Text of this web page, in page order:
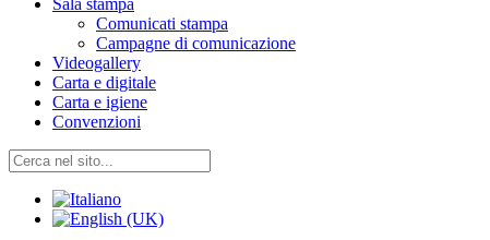
Sala stampa
Comunicati stampa
Campagne di comunicazione
Videogallery
Carta e digitale
Carta e igiene
Convenzioni